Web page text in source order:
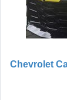
Chevrolet